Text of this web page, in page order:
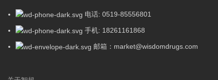
电话: 0519-85556801
手机: 18261161868
邮箱：market@wisdomdrugs.com